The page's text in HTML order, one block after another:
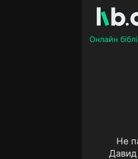
Онлайн
Не
Давид